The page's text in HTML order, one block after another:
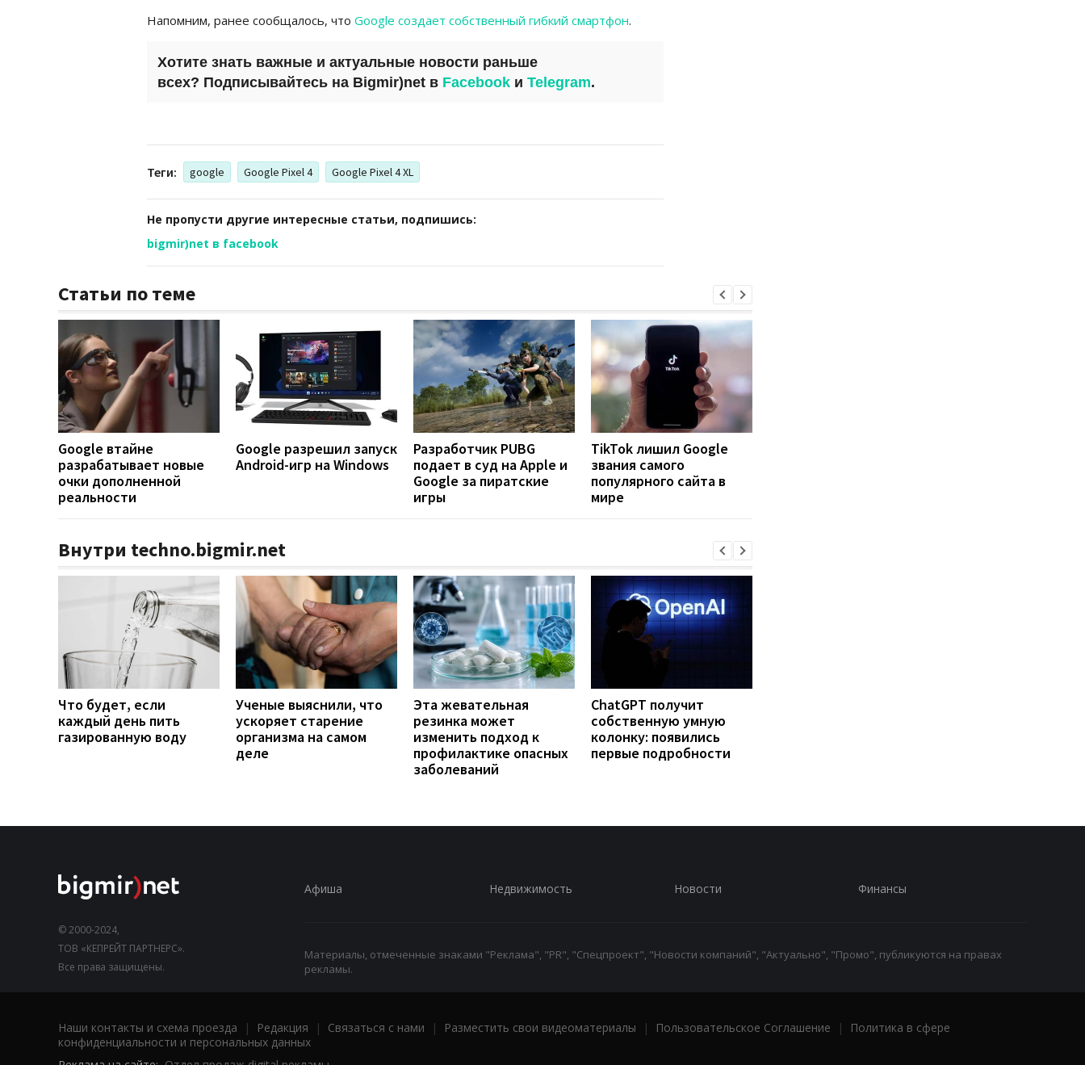
Напомним, ранее сообщалось, что Google создает собственный гибкий смартфон.
Хотите знать важные и актуальные новости раньше
всех? Подписывайтесь на Bigmir)net в Facebook и Telegram.
Теги: google Google Pixel 4 Google Pixel 4 XL
Не пропусти другие интересные статьи, подпишись:
bigmir)net в facebook
Статьи по теме
Google втайне
разрабатывает новые
очки дополненной
реальности
Google разрешил запуск
Android-игр на Windows
Разработчик PUBG
подает в суд на Apple и
Google за пиратские
игры
TikTok лишил Google
звания самого
популярного сайта в
мире
Внутри techno.bigmir.net
Что будет, если
каждый день пить
газированную воду
Ученые выяснили, что
ускоряет старение
организма на самом
деле
Эта жевательная
резинка может
изменить подход к
профилактике опасных
заболеваний
ChatGPT получит
собственную умную
колонку: появились
первые подробности
© 2000-2024,
ТОВ «КЕПРЕЙТ ПАРТНЕРС».
Все права защищены.
Афиша Недвижимость Новости Финансы
Материалы, отмеченные знаками "Реклама", "PR", "Спецпроект", "Новости компаний", "Актуально", "Промо", публикуются на правах
рекламы.
Наши контакты и схема проезда | Редакция | Связаться с нами | Разместить свои видеоматериалы | Пользовательское Соглашение |
Политика в сфере
конфиденциальности и персональных данных